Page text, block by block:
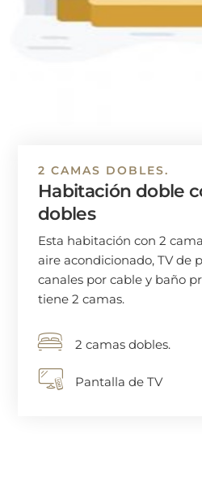
2 CAMAS DOBLES.
Habitación doble
dobles
Esta habitación con 2
aire acondicionado, TV de
canales por cable y baño
tiene 2 camas.
2 camas dobles.
Pantalla de TV